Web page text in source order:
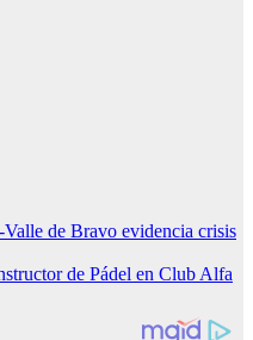
Valle de Bravo evidencia crisis
de Pádel en Club Alfa